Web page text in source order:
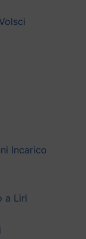
Incarico
a Liri